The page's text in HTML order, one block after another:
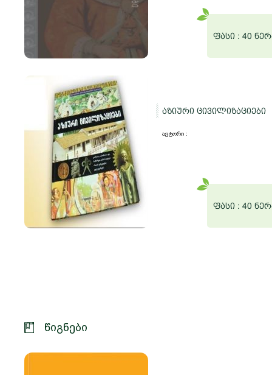
ფასი : 40
აზიური ცივილიზაციები
ავტორი :
ფასი : 40
წიგნები